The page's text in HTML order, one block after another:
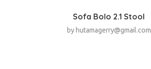
Sofa Bolo 2.1 Stool
by hutamagerry@gmail.com